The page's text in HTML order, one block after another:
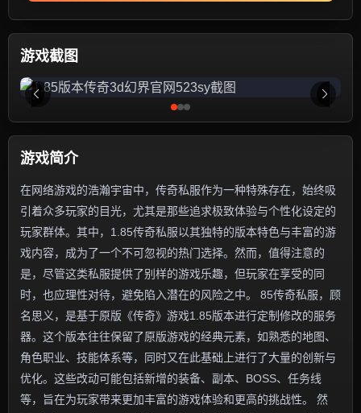
游戏截图
游戏简介
在网络游戏的浩瀚宇宙中，传奇私服作为一种特殊存在，始终吸
引着众多玩家的目光，尤其是那些追求极致体验与个性化设定的
玩家群体。其中，1.85传奇私服以其独特的版本特色与丰富的游
戏内容，成为了一个不可忽视的热门选择。然而，值得注意的
是，尽管这类私服提供了别样的游戏乐趣，但玩家在享受的同
时，也应理性对待，避免陷入潜在的风险之中。 85传奇私服，顾
名思义，是基于原版《传奇》游戏1.85版本进行定制修改的服务
器。这个版本往往保留了原版游戏的经典元素，如熟悉的地图、
角色职业、技能体系等，同时又在此基础上进行了大量的创新与
优化。这些改动可能包括新增的装备、副本、BOSS、任务线
等，旨在为玩家带来更加丰富的游戏体验和更高的挑战性。 然